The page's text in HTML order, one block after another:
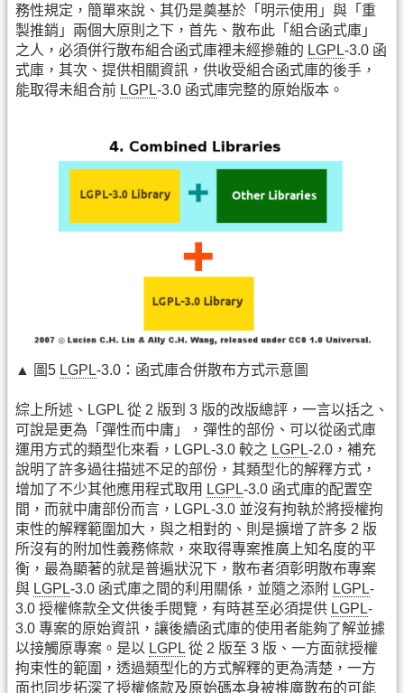
務性規定，簡單來說、其仍是奠基於「明示使用」與「重
製推銷」兩個大原則之下，首先、散布此「組合函式庫」
之人，必須併行散布組合函式庫裡未經摻雜的 LGPL-3.0 函
式庫，其次、提供相關資訊，供收受組合函式庫的後手，
能取得未組合前 LGPL-3.0 函式庫完整的原始版本。
▲ 圖5 LGPL-3.0：函式庫合併散布方式示意圖
綜上所述、LGPL 從 2 版到 3 版的改版總評，一言以括之、
可說是更為「彈性而中庸」，彈性的部份、可以從函式庫
運用方式的類型化來看，LGPL-3.0 較之 LGPL-2.0，補充
說明了許多過往描述不足的部份，其類型化的解釋方式，
增加了不少其他應用程式取用 LGPL-3.0 函式庫的配置空
間，而就中庸部份而言，LGPL-3.0 並沒有拘執於將授權拘
束性的解釋範圍加大，與之相對的、則是擴增了許多 2 版
所沒有的附加性義務條款，來取得專案推廣上知名度的平
衡，最為顯著的就是普遍狀況下，散布者須彰明散布專案
與 LGPL-3.0 函式庫之間的利用關係，並隨之添附 LGPL-
3.0 授權條款全文供後手閱覽，有時甚至必須提供 LGPL-
3.0 專案的原始資訊，讓後續函式庫的使用者能夠了解並據
以接觸原專案。是以 LGPL 從 2 版至 3 版、一方面就授權
拘束性的範圍，透過類型化的方式解釋的更為清楚，一方
面也同步拓深了授權條款及原始碼本身被推廣散布的可能